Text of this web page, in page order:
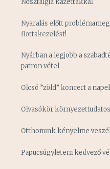
Nosztalgia kazettákkal
Nyaralás előtt
flottakezelést!
Nyárban a legjobb a
patron vétel
Olcsó ”zöld” koncert a
Olvasókör
Otthonunk kényelme
Papucsügyletem kedvező